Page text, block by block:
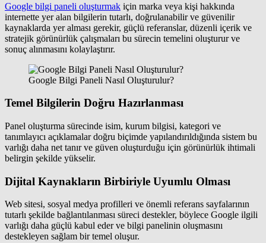
Google bilgi paneli oluşturmak için marka veya kişi hakkında
internette yer alan bilgilerin tutarlı, doğrulanabilir ve güvenilir
kaynaklarda yer alması gerekir, güçlü referanslar, düzenli içerik ve
stratejik görünürlük çalışmaları bu sürecin temelini oluşturur ve
sonuç alınmasını kolaylaştırır.
Google Bilgi Paneli Nasıl Oluşturulur?
Temel Bilgilerin Doğru Hazırlanması
Panel oluşturma sürecinde isim, kurum bilgisi, kategori ve
tanımlayıcı açıklamalar doğru biçimde yapılandırıldığında sistem bu
varlığı daha net tanır ve güven oluşturduğu için görünürlük ihtimali
belirgin şekilde yükselir.
Dijital Kaynakların Birbiriyle Uyumlu Olması
Web sitesi, sosyal medya profilleri ve önemli referans sayfalarının
tutarlı şekilde bağlantılanması süreci destekler, böylece Google ilgili
varlığı daha güçlü kabul eder ve bilgi panelinin oluşmasını
destekleyen sağlam bir temel oluşur.